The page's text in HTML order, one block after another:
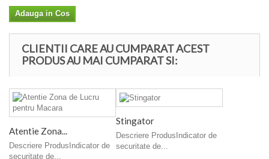
Adauga in Cos
CLIENTII CARE AU CUMPARAT ACEST
PRODUS AU MAI CUMPARAT SI:
Atentie Zona...
Descriere ProdusIndicator de
securitate de...
Stingator
Descriere ProdusIndicator de
securitate de...